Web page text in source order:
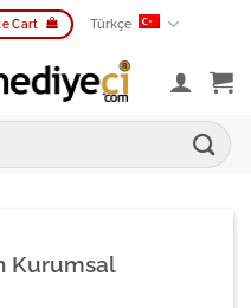
Cart Türkçe
Kurumsal